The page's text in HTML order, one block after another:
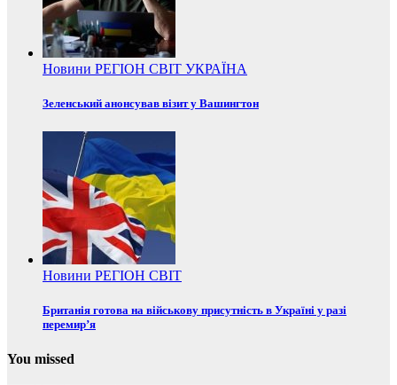
Новини РЕГІОН СВІТ УКРАЇНА
Зеленський анонсував візит у Вашингтон
Новини РЕГІОН СВІТ
Британія готова на військову присутність в Україні у разі
перемир’я
You missed